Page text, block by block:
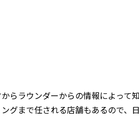
らラウンダーからの情報によっ
まで任される店舗もあるので、